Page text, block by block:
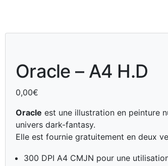
Oracle – A4 H.D
0,00€
Oracle est une illustration en peinture
univers dark-fantasy.
Elle est fournie gratuitement en deux
300 DPI A4 CMJN pour une